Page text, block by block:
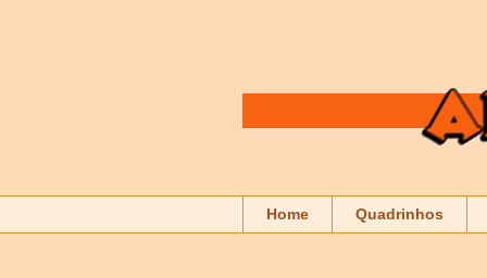
Home Quadrinhos